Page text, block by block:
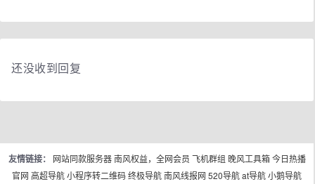
还没收到回复
友情链接： 网站同款服务器 南风权益，全网会员 飞机群组 晚风工具箱 今日热播
官网 高超导航小程序转二维码终极导航南风线报网 520导航at导航小鹅导航